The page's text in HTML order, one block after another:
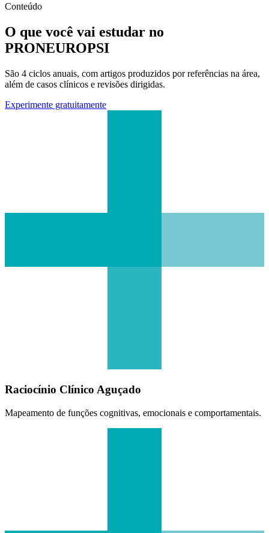
Conteúdo
O que você vai estudar no
PRONEUROPSI
São 4 ciclos anuais, com artigos produzidos por referências na área,
além de casos clínicos e revisões dirigidas.
Experimente gratuitamente
Raciocínio Clínico Aguçado
Mapeamento de funções cognitivas, emocionais e comportamentais.